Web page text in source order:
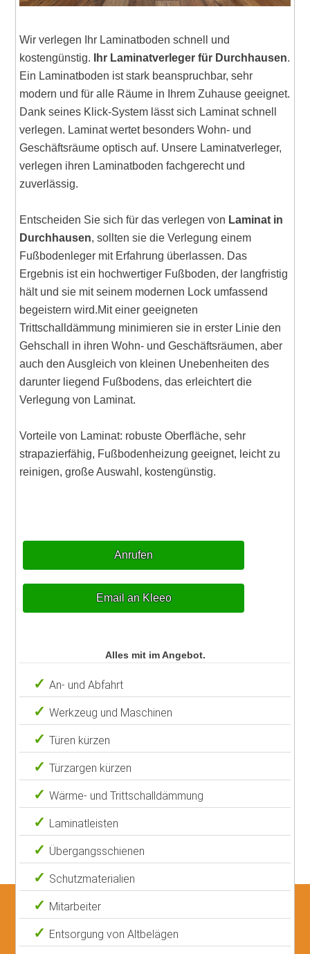
Wir verlegen Ihr Laminatboden schnell und
kostengünstig.
Ihr Laminatverleger für Durchhausen.
Ein Laminatboden ist stark beanspruchbar, sehr
modern und für alle Räume in Ihrem Zuhause geeignet.
Dank seines Klick-System lässt sich Laminat schnell
verlegen. Laminat wertet besonders Wohn- und
Geschäftsräume optisch auf. Unsere Laminatverleger,
verlegen ihren Laminatboden fachgerecht und
zuverlässig.
Entscheiden Sie sich für das verlegen von Laminat in
Durchhausen, sollten sie die Verlegung einem
Fußbodenleger mit Erfahrung überlassen. Das
Ergebnis ist ein hochwertiger Fußboden, der langfristig
hält und sie mit seinem modernen Lock umfassend
begeistern wird.Mit einer geeigneten
Trittschalldämmung minimieren sie in erster Linie den
Gehschall in ihren Wohn- und Geschäftsräumen, aber
auch den Ausgleich von kleinen Unebenheiten des
darunter liegend Fußbodens, das erleichtert die
Verlegung von Laminat.
Vorteile von Laminat: robuste Oberfläche, sehr
strapazierfähig, Fußbodenheizung geeignet, leicht zu
reinigen, große Auswahl, kostengünstig.
Anrufen
Email an Kleeo
Alles mit im Angebot.
An- und Abfahrt
Werkzeug und Maschinen
Türen kürzen
Türzargen kürzen
Wärme- und Trittschalldämmung
Laminatleisten
Übergangsschienen
Schutzmaterialien
Mitarbeiter
Entsorgung von Altbelägen